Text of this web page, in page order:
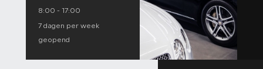
8:00 - 17:00
7 dagen per week
geopend